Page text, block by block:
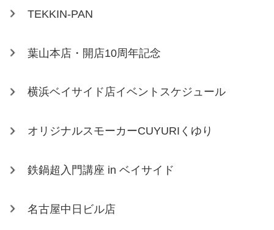
TEKKIN-PAN
葉山本店・開店10周年記念
横浜ベイサイド店イベントスケジュール
オリジナルスモーカーCUYURIくゆり
鉄鍋超入門講座 in ベイサイド
名古屋中日ビル店